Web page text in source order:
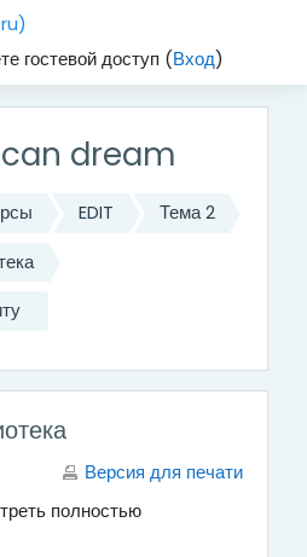
гостевой доступ (Вход)
dream
EDIT Тема 2
Версия для печати
полностью